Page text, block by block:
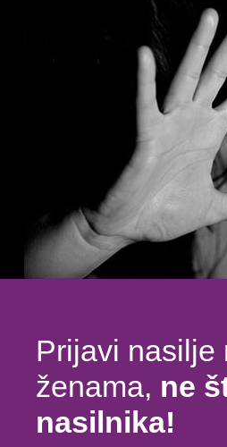
Prijavi nasilje
ženama, ne
nasilnika!